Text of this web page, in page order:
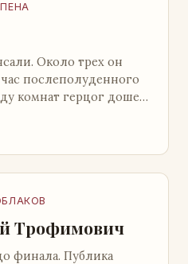
Около трех он
послеполуденного
комнат герцог дошел
Трофимович
финала. Публика